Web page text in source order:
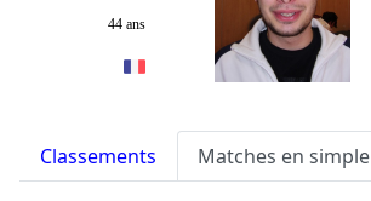
44 ans
Classements Matches en simple